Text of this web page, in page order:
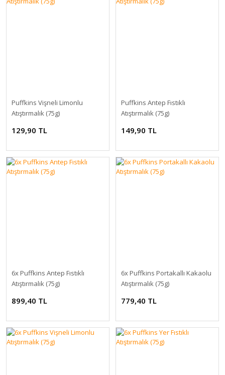
Puffkins Vişneli Limonlu
Atıştırmalık (75g)
129,90 TL
Puffkins Antep Fıstıklı
Atıştırmalık (75g)
149,90 TL
6x Puffkins Antep Fıstıklı
Atıştırmalık (75g)
899,40 TL
6x Puffkins Portakallı Kakaolu
Atıştırmalık (75g)
779,40 TL